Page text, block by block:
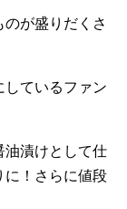
が盛りだくさ
しているファン
油漬けとして仕
に！さらに値段